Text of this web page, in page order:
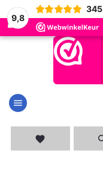
9,8
345
menu
favorite